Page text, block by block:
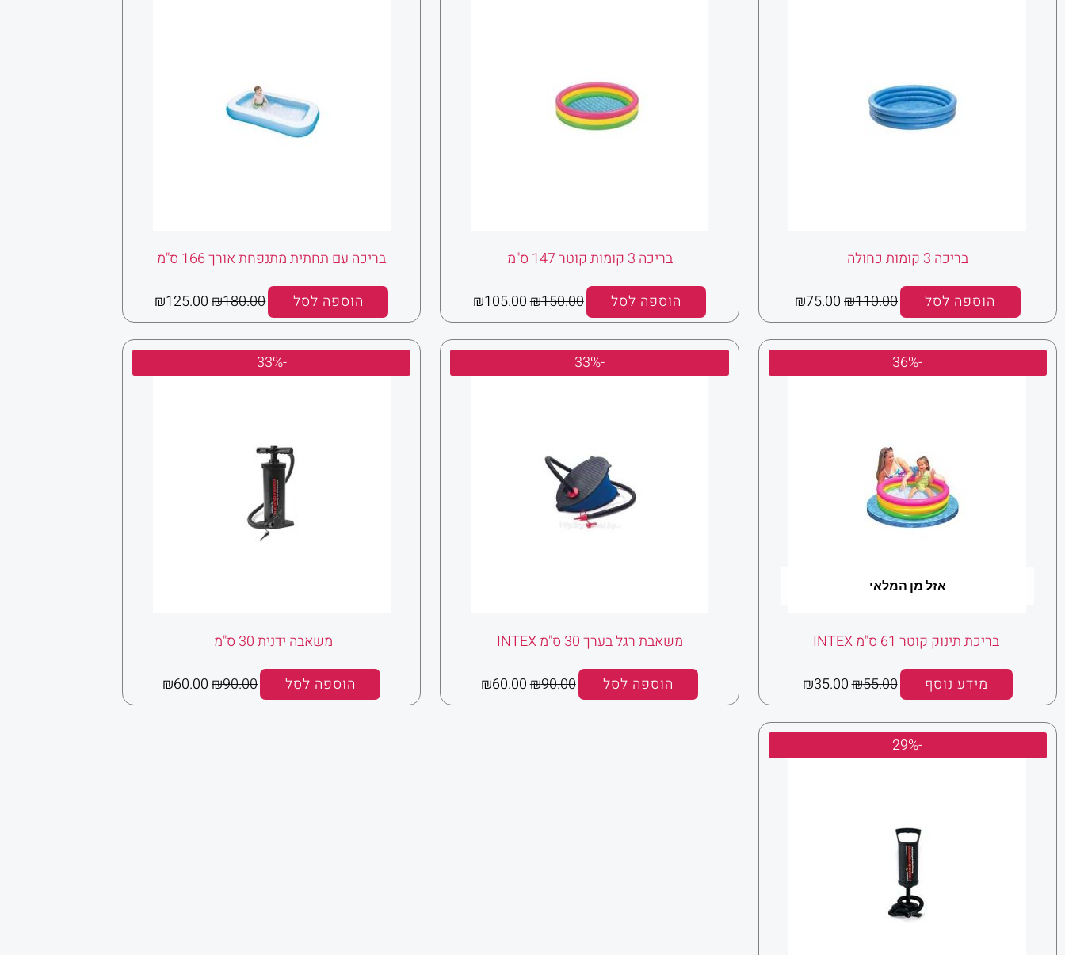
בריכה 3 קומות כחולה
הוספה לסל
₪110.00
₪75.00
בריכה 3 קומות קוטר 147 ס"מ
הוספה לסל
₪150.00
₪105.00
בריכה עם תחתית מתנפחת אורך 166 ס"מ
הוספה לסל
₪180.00
₪125.00
-36%
אזל מן המלאי
בריכת תינוק קוטר 61 ס"מ INTEX
מידע נוסף
₪55.00
המחיר
₪35.00
המחיר
-33%
משאבת רגל בערך 30 ס"מ INTEX
הוספה לסל
₪90.00
המחיר
₪60.00
המחיר
-33%
משאבה ידנית 30 ס"מ
הוספה לסל
₪90.00
המחיר
₪60.00
המחיר
-29%
המחיר המחיר